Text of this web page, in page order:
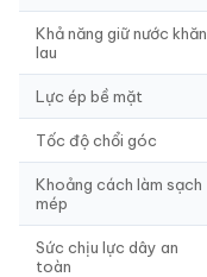
Khả năng giữ nước khăn
lau
Lực ép bề mặt
Tốc độ chổi góc
Khoảng cách làm sạch
mép
Sức chịu lực dây an
toàn